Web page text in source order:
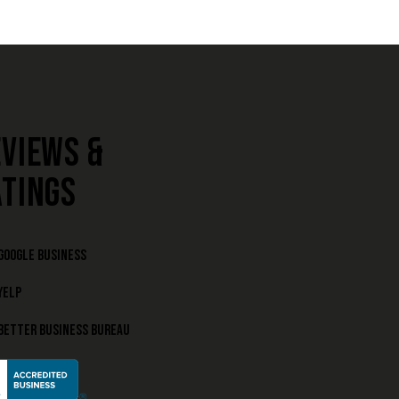
&
Business
Business Bureau